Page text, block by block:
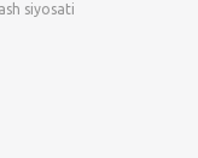
siyosati